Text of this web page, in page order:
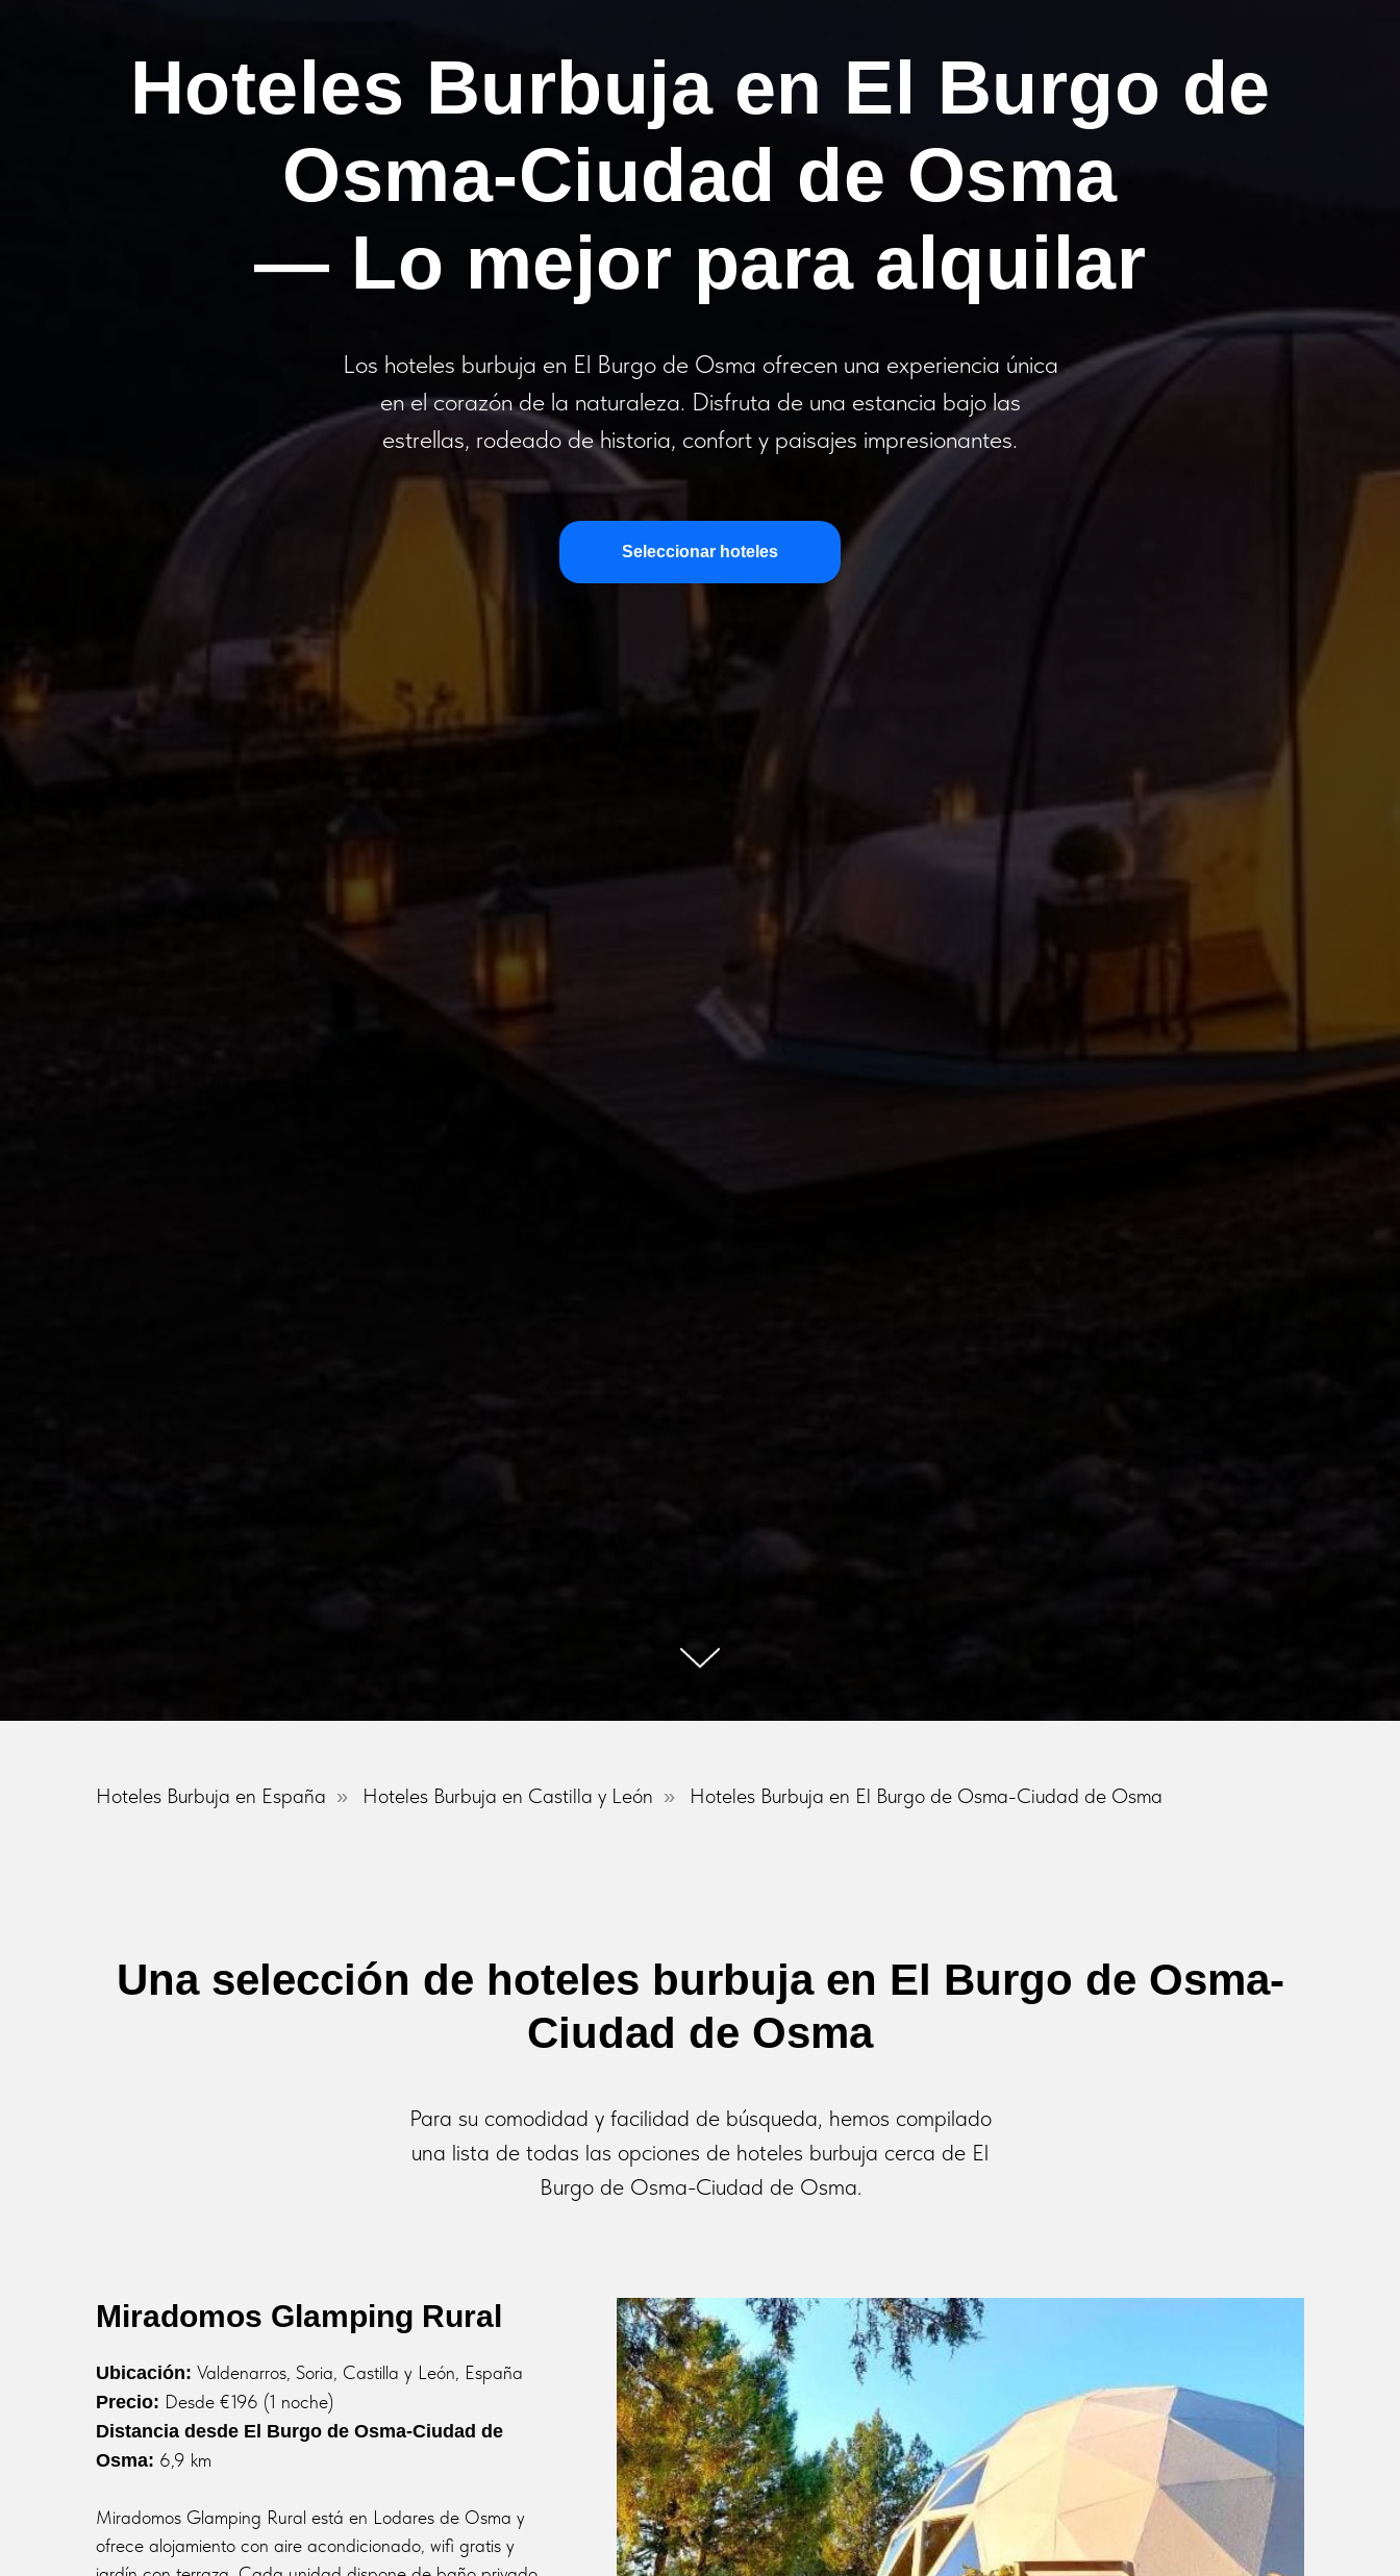
Hoteles Burbuja en El Burgo de
Osma-Ciudad de Osma
— Lo mejor para alquilar
Los hoteles burbuja en El Burgo de Osma ofrecen una experiencia única
en el corazón de la naturaleza. Disfruta de una estancia bajo las
estrellas, rodeado de historia, confort y paisajes impresionantes.
Seleccionar hoteles
Hoteles Burbuja en España » Hoteles Burbuja en Castilla y León » Hoteles Burbuja en El Burgo de Osma-Ciudad de Osma
Una selección de hoteles burbuja en El Burgo de Osma-
Ciudad de Osma
Para su comodidad y facilidad de búsqueda, hemos compilado
una lista de todas las opciones de hoteles burbuja cerca de El
Burgo de Osma-Ciudad de Osma.
Miradomos Glamping Rural
Ubicación: Valdenarros, Soria, Castilla y León, España
Precio: Desde €196 (1 noche)
Distancia desde El Burgo de Osma-Ciudad de
Osma: 6,9 km
Miradomos Glamping Rural está en Lodares de Osma y
ofrece alojamiento con aire acondicionado, wifi gratis y